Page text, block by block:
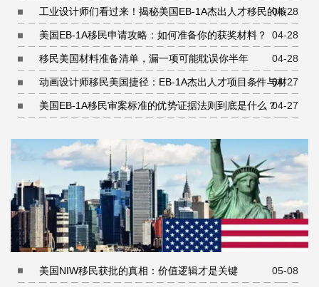
04-28
工业设计师们看过来！揭秘美国EB-1A杰出人才移民的核心
条件 04-28
美国EB-1A移民申请攻略：如何准备你的获奖材料？
04-28
移民美国材料准备清单，漏一项可能耽误你半年
04-27
动画设计师移民美国捷径：EB-1A杰出人才项目条件与材料
准备指南 04-27
美国EB-1A移民审案标准的优势证据法则到底是什么？
05-08
美国NIW移民获批的真相：价值逻辑才是关键